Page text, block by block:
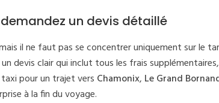
un devis détaillé
il ne faut pas se concentrer uniquement sur le
devis clair qui inclut tous les frais
pour un trajet vers Chamonix, Le Grand
à la fin du voyage.